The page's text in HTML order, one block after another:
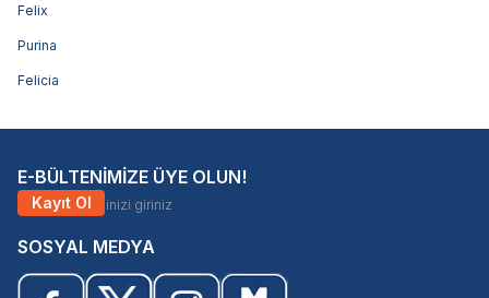
Felix
Purina
Felicia
E-BÜLTENİMİZE ÜYE OLUN!
Kayıt Ol
SOSYAL MEDYA